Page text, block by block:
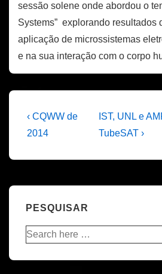
sessão solene onde abordou o
Systems” explorando resultados
aplicação de microssistemas
e na sua interação com o corpo
Navegação
de
artigos
Previous
Post
‹ CQWW de
2014
Next
Post
IST, UNL e
TubeSAT ›
PESQUISAR
Pesquisar
por: